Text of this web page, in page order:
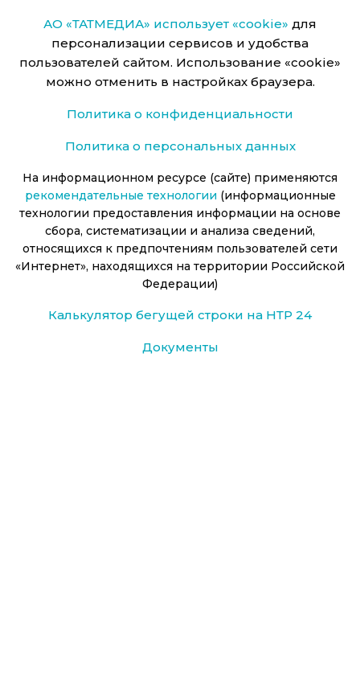
АО «ТАТМЕДИА» использует «cookie» для
персонализации сервисов и удобства
пользователей сайтом. Использование «cookie»
можно отменить в настройках браузера.
Политика о конфиденциальности
Политика о персональных данных
На информационном ресурсе (сайте) применяются
рекомендательные технологии (информационные
технологии предоставления информации на основе
сбора, систематизации и анализа сведений,
относящихся к предпочтениям пользователей сети
«Интернет», находящихся на территории Российской
Федерации)
Калькулятор бегущей строки на НТР 24
Документы